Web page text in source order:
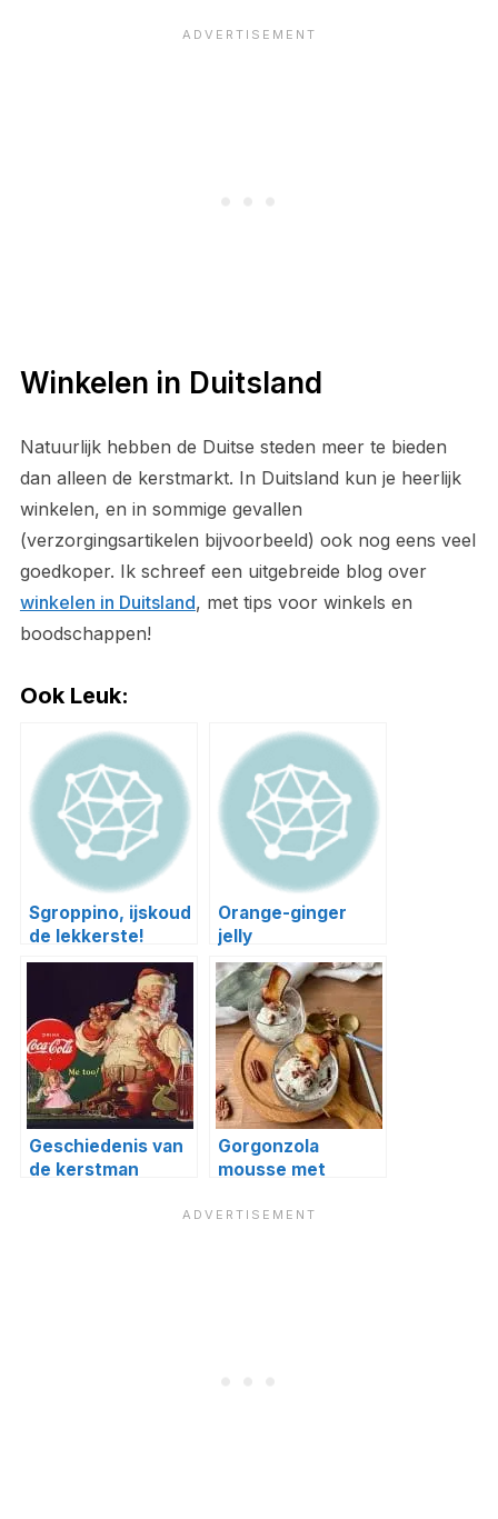
Winkelen in Duitsland
Natuurlijk hebben de Duitse steden meer te bieden
dan alleen de kerstmarkt. In Duitsland kun je heerlijk
winkelen, en in sommige gevallen
(verzorgingsartikelen bijvoorbeeld) ook nog eens veel
goedkoper. Ik schreef een uitgebreide blog over
winkelen in Duitsland, met tips voor winkels en
boodschappen!
Ook Leuk:
Sgroppino, ijskoud
de lekkerste!
Orange-ginger
jelly
Geschiedenis van
de kerstman
Gorgonzola
mousse met